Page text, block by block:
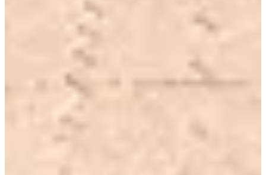
Pas encore communiquées